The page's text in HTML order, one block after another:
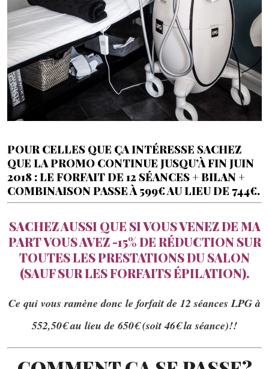
POUR CELLES QUE ÇA INTÉRESSE SACHEZ
QUE LA PROMO CONTINUE JUSQU’À FIN JUIN
2018 : LE FORFAIT DE 12 SÉANCES + BILAN +
COMBINAISON PASSE À599€ AU LIEU DE 744€.
SACHEZ AUSSI QUE SI VOUS VENEZ DE MA
PART VOUS AVEZ -15% DE RÉDUCTION SUR
TOUTES LES PRESTATIONS DU SALON
(SAUF SUR LES FORFAITS ÉPILATION).
Ce qui vous ramène donc le forfait de 12 séances LPG à
552,50€ au lieu de 650€ (soit 46€ la séance)!!